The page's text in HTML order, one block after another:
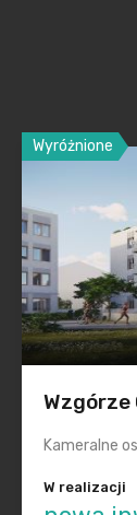
Wyróżnione
Wzgórze
Kameralne
W realizacji
Polska na